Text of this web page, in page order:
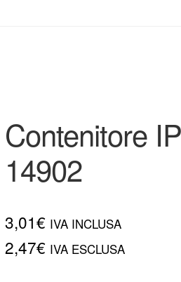
Contenitore
14902
3,01€ IVA INCLUSA
2,47€ IVA ESCLUSA